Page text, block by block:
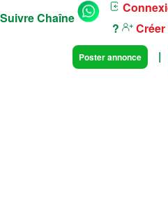
Suivre Chaîne
?
Créer
Poster annonce |